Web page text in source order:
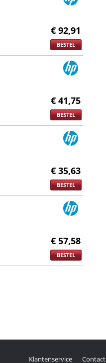
€ 92,91
BESTEL
€ 41,75
BESTEL
€ 35,63
BESTEL
€ 57,58
BESTEL
Klantenservice Contact